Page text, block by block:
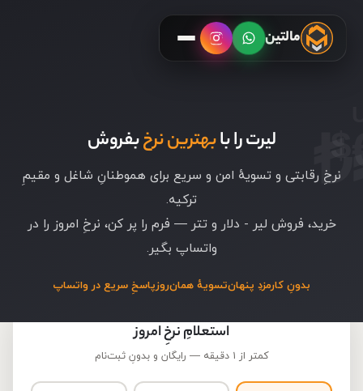
مالتین
₺ لیرت را بابهترین نرخبفروش
نرخِ رقابتی و تسویهٔ امن و سریع برای هموطنانِ شاغل و مقیمِ
ترکیه.
خرید، فروش لیر - دلار و تتر — فرم را پر کن، نرخِ امروز را در
واتساپ بگیر.
بدونِ کارمزدِ پنهانتسویهٔ همان‌روزپاسخِ سریع در واتساپ
استعلامِ نرخِ امروز
کمتر از ۱ دقیقه — رایگان و بدونِ ثبت‌نام